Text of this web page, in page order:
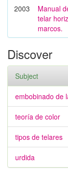
2003
Manual
telar
marcos.
Discover
Subject
embobinado de
teoría de color
tipos de telares
urdida